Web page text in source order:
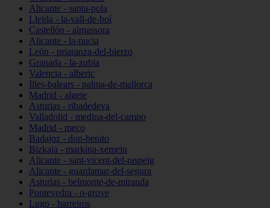
Alicante - santa-pola
Lleida - la-vall-de-boí
Castellón - almassora
Alicante - la-nucia
León - priaranza-del-bierzo
Granada - la-zubia
Valencia - alberic
Illes-balears - palma-de-mallorca
Madrid - algete
Asturias - ribadedeva
Valladolid - medina-del-campo
Madrid - meco
Badajoz - don-benito
Bizkaia - markina-xemein
Alicante - sant-vicent-del-raspeig
Alicante - guardamar-del-segura
Asturias - belmonte-de-miranda
Pontevedra - o-grove
Lugo - barreiros